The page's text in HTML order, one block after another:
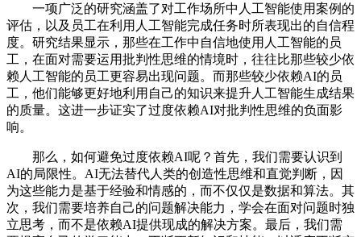
一项广泛的研究涵盖了对工作场所中人工智能使用案例的
评估，以及员工在利用人工智能完成任务时所表现出的自信程
度。研究结果显示，那些在工作中自信地使用人工智能的员
工，在面对需要运用批判性思维的情境时，往往比那些较少依
赖人工智能的员工更容易出现问题。而那些较少依赖AI的员
工，他们能够更好地利用自己的知识来提升人工智能生成结果
的质量。这进一步证实了过度依赖AI对批判性思维的负面影
响。
那么，如何避免过度依赖AI呢？首先，我们需要认识到
AI的局限性。AI无法替代人类的创造性思维和直觉判断，因
为这些能力是基于经验和情感的，而不仅仅是数据和算法。其
次，我们需要培养自己的问题解决能力，学会在面对问题时独
立思考，而不是依赖AI提供现成的解决方案。最后，我们需